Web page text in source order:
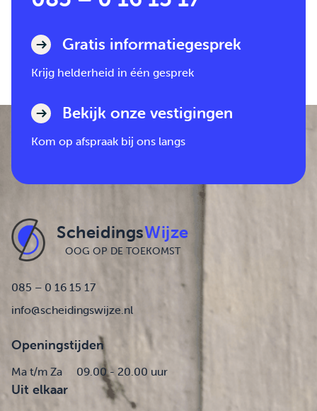
Gratis informatiegesprek
Krijg helderheid in één gesprek
Bekijk onze vestigingen
Kom op afspraak bij ons langs
ScheidingsWijze
OOG OP DE TOEKOMST
085 – 0 16 15 17
info@scheidingswijze.nl
Openingstijden
Ma t/m Za 09.00 - 20.00 uur
Uit elkaar